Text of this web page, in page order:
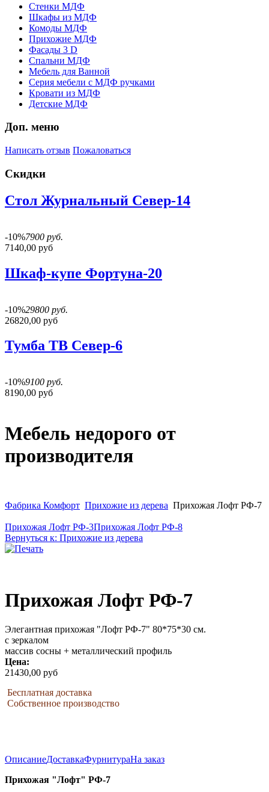
Стенки МДФ
Шкафы из МДФ
Комоды МДФ
Прихожие МДФ
Фасады 3 D
Спальни МДФ
Мебель для Ванной
Серия мебели с МДФ ручками
Кровати из МДФ
Детские МДФ
Доп. меню
Написать отзыв Пожаловаться
Скидки
Стол Журнальный Север-14
-10%7900 руб.
7140,00 руб
Шкаф-купе Фортуна-20
-10%29800 руб.
26820,00 руб
Тумба ТВ Север-6
-10%9100 руб.
8190,00 руб
Мебель недорого от
производителя
Фабрика Комфорт Прихожие из дерева Прихожая Лофт РФ-7
Прихожая Лофт РФ-3Прихожая Лофт РФ-8
Вернуться к: Прихожие из дерева
Прихожая Лофт РФ-7
Элегантная прихожая "Лофт РФ-7" 80*75*30 см.
с зеркалом
массив сосны + металлический профиль
Цена:
21430,00 руб
Бесплатная доставка
Собственное производство
ОписаниеДоставкаФурнитураНа заказ
Прихожая "Лофт" РФ-7